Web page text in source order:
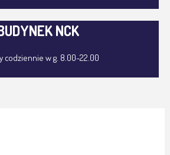
NCK
codziennie w g. 8.00-22.00